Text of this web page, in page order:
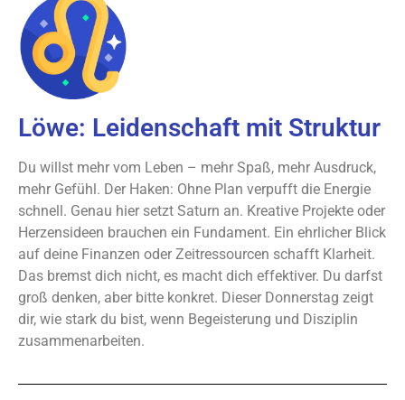
Löwe: Leidenschaft mit Struktur
Du willst mehr vom Leben – mehr Spaß, mehr Ausdruck,
mehr Gefühl. Der Haken: Ohne Plan verpufft die Energie
schnell. Genau hier setzt Saturn an. Kreative Projekte oder
Herzensideen brauchen ein Fundament. Ein ehrlicher Blick
auf deine Finanzen oder Zeitressourcen schafft Klarheit.
Das bremst dich nicht, es macht dich effektiver. Du darfst
groß denken, aber bitte konkret. Dieser Donnerstag zeigt
dir, wie stark du bist, wenn Begeisterung und Disziplin
zusammenarbeiten.